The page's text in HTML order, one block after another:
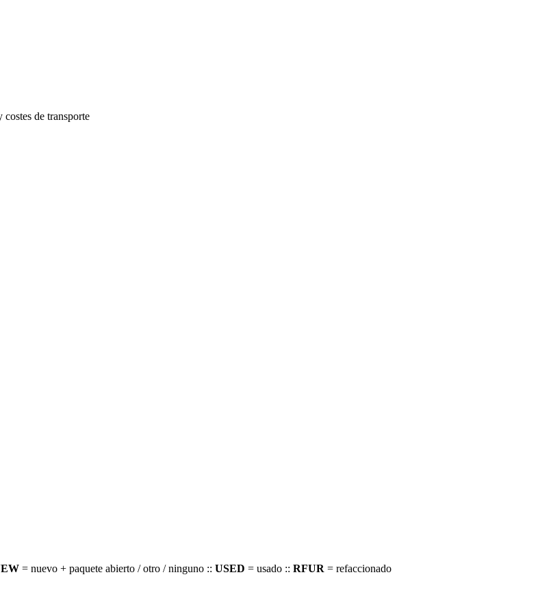
de transporte
= nuevo + paquete abierto / otro / ninguno :: USED = usado :: RFUR = refaccionado